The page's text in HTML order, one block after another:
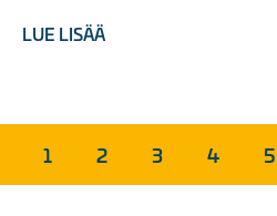
LUE LISÄÄ
1 2 3 4 5